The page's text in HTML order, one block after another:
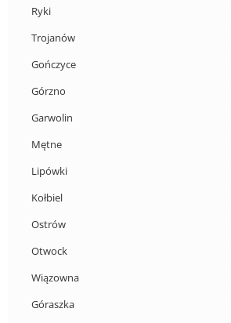
Ryki
Trojanów
Gończyce
Górzno
Garwolin
Mętne
Lipówki
Kołbiel
Ostrów
Otwock
Wiązowna
Góraszka